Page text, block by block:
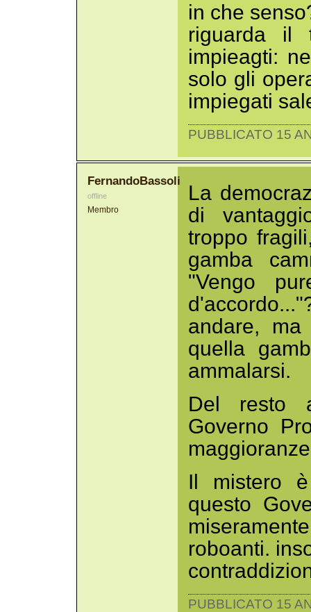
in che
riguarda il
impieagti:
solo gli
impiegati
PUBBLICATO 15
FernandoBassoli
offline
Membro
La
di
troppo
gamba
"Vengo
andare,
quella
ammalarsi.
Del resto
Governo
Il mistero
questo
roboanti.
PUBBLICATO 15